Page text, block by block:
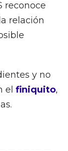
reconoce
relación
y no
el finiquito,